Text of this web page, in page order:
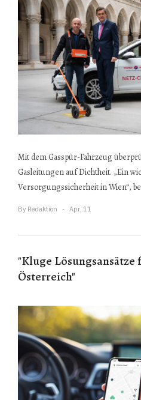
Mit dem Gasspür-Fahrzeug
Gasleitungen auf Dichtheit. „Ein
Versorgungssicherheit in Wien“,
By Redaktion Apr..11
"Kluge
Österreich"